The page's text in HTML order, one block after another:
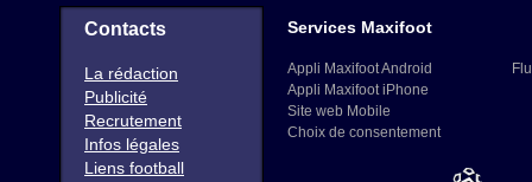
Contacts
La rédaction
Publicité
Recrutement
Infos légales
Liens football
Services Maxifoot
Appli Maxifoot Android
Appli Maxifoot iPhone
Site web Mobile
Choix de consentement